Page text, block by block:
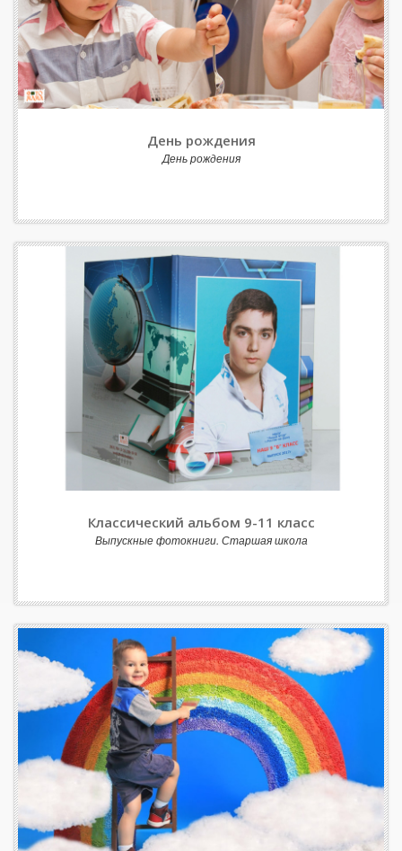
День рождения
День рождения
Классический альбом 9-11 класс
Выпускные фотокниги. Старшая школа